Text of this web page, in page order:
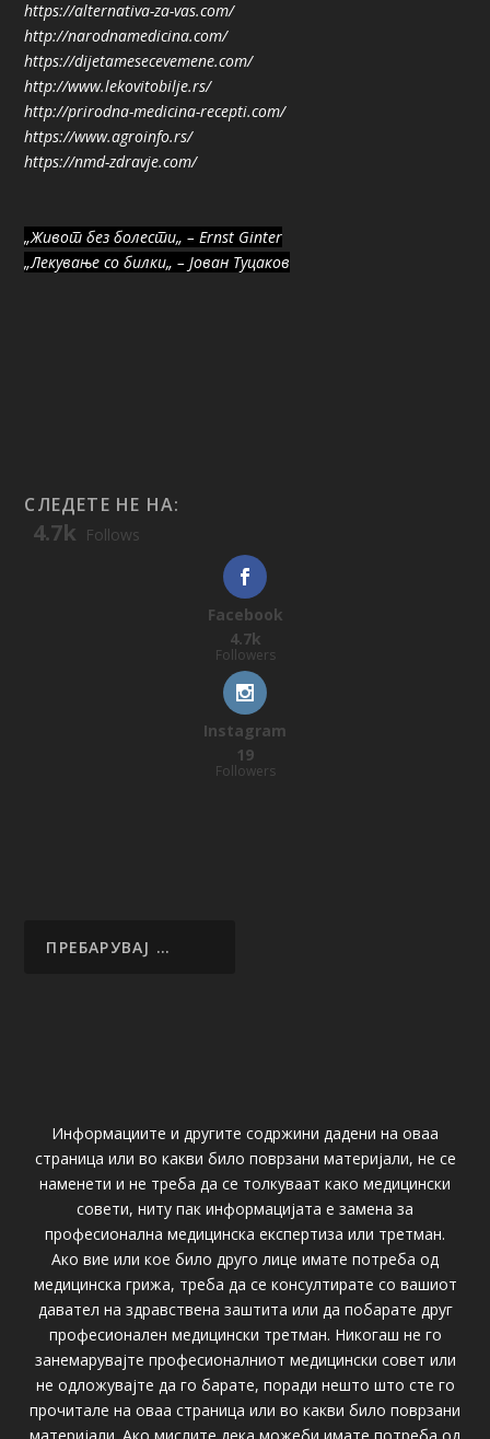
https://alternativa-za-vas.com/
http://narodnamedicina.com/
https://dijetamesecevemene.com/
http://www.lekovitobilje.rs/
http://prirodna-medicina-recepti.com/
https://www.agroinfo.rs/
https://nmd-zdravje.com/
„Живот без болести„ – Ernst Ginter
„Лекување со билки„ – Јован Туцаков
СЛЕДЕТЕ НЕ НА:
4.7k Follows
Facebook
4.7k
Followers
Instagram
19
Followers
Информациите и другите содржини дадени на оваа
страница или во какви било поврзани материјали, не се
наменети и не треба да се толкуваат како медицински
совети, ниту пак информацијата е замена за
професионална медицинска експертиза или третман.
Ако вие или кое било друго лице имате потреба од
медицинска грижа, треба да се консултирате со вашиот
давател на здравствена заштита или да побарате друг
професионален медицински третман. Никогаш не го
занемарувајте професионалниот медицински совет или
не одложувајте да го барате, поради нешто што сте го
прочитале на оваа страница или во какви било поврзани